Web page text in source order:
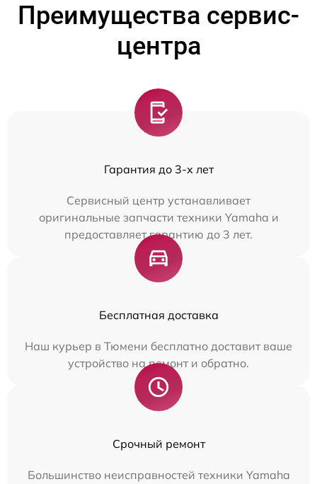
Преимущества сервис-
центра
Гарантия до 3-х лет
Сервисный центр устанавливает
оригинальные запчасти техники Yamaha и
предоставляет гарантию до 3 лет.
Бесплатная доставка
Наш курьер в Тюмени бесплатно доставит ваше
устройство на ремонт и обратно.
Срочный ремонт
Большинство неисправностей техники Yamaha